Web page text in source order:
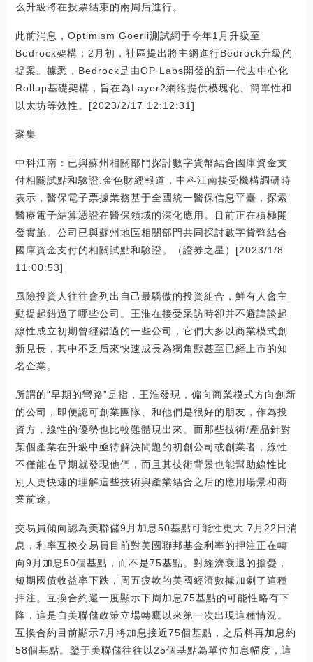
么升級將在投票結束的兩周后進行。
此前消息，Optimism Goerli測試網于今年1月升級至
Bedrock架構；2月初，社區提出將主網進行Bedrock升級的
提案。據悉，Bedrock是由OP Labs開發的新一代去中心化
Rollup基礎架構，旨在為Layer2網絡提供模塊化、簡單性和
以太坊等效性。[2023/2/17 12:12:31]
聚集
中科江南：已與蘇州相關部門探討數字貨幣結合國庫資金支
付相關試點和驗證:金色財經報道，中科江南接受機構調研時
表示，醫保電子票據業務基于全國統一醫保信息平臺，探索
醫療電子結算憑證在醫保領域的深化應用。目前正在積極開
發實施。公司已與蘇州地區相關部門共同探討數字貨幣結合
國庫資金支付的相關試點和驗證。（證券之星）[2023/1/8
11:00:53]
風險投資人往往會列出自己最驕傲的投資組合，鮮有人會主
動提起錯過了哪些公司。王淮在接受采訪時卻并不避諱談起
線性成立初期曾經錯過的一些公司，它們大多以商業模式創
新見長，其中不乏后來快速成長為獨角獸甚至已經上市的知
名企業。
所謂的“早期的彎路”是指，王淮發現，偏向商業模式方向創新
的公司，即便認可創業團隊、和他們是很好的朋友，作為投
資方，線性的優勢也比較難體現出來。而那些技術/產品針對
某個產業在升級中亟待解決問題的初創公司或創業者，線性
不僅能在早期就發現他們，而且其技術背景也能幫助線性比
別人更快速的理解這些技術與產業結合之后的應用場景和商
業前途。
交易員傾向認為美聯儲9月加息50基點可能性更大:7月22日消
息，利率互換交易員目前對美國聯邦基金利率的押注正在轉
向9月加息50個基點，而不是75基點。對經濟衰退的擔憂，
短期國債收益率下跌，周五疲軟的美國經濟數據加劇了這種
押注。互換合約還一度顯示下周加息75基點的可能性略有下
降，這是自美聯儲政策立場轉鷹以來第一次出現這種情況。
互換合約目前顯示7月將加息接近75個基點，之后料再加息約
58個基點。鑒于美聯儲往往以25個基點為單位加息幅度，這